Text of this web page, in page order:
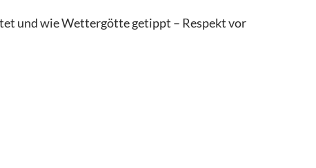
und wie Wettergötte getippt – Respekt vor